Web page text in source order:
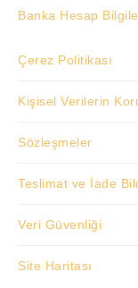
Banka Hesap
Çerez Politikası
Kişisel Verilerin
Sözleşmeler
Teslimat ve İade
Veri Güvenliği
Site Haritası